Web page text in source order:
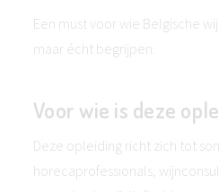
Een must voor wie Belgische
maar écht begrijpen.
Voor wie is deze
Deze opleiding richt zich tot
horecaprofessionals,